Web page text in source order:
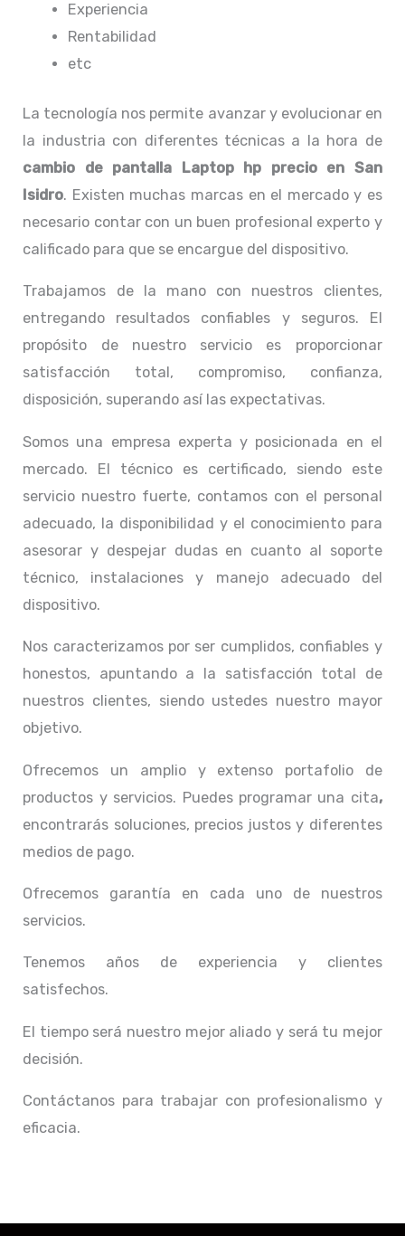
Experiencia
Rentabilidad
etc
La tecnología nos permite avanzar y evolucionar en
la industria con diferentes técnicas a la hora de
cambio de pantalla Laptophp precio en San
Isidro. Existen muchas marcas en el mercado y es
necesario contar con un buen profesional experto y
calificado para que se encargue del dispositivo.
Trabajamos de la mano con nuestros clientes,
entregando resultados confiables y seguros. El
propósito de nuestro servicio es proporcionar
satisfacción total, compromiso, confianza,
disposición, superando así las expectativas.
Somos una empresa experta y posicionada en el
mercado. El técnico es certificado, siendo este
servicio nuestro fuerte, contamos con el personal
adecuado, la disponibilidad y el conocimiento para
asesorar y despejar dudas en cuanto al soporte
técnico, instalaciones y manejo adecuado del
dispositivo.
Nos caracterizamos por ser cumplidos, confiables y
honestos, apuntando a la satisfacción total de
nuestros clientes, siendo ustedes nuestro mayor
objetivo.
Ofrecemos un amplio y extenso portafolio de
productos y servicios. Puedes programar una cita,
encontrarás soluciones, precios justos y diferentes
medios de pago.
Ofrecemos garantía en cada uno de nuestros
servicios.
Tenemos años de experiencia y clientes
satisfechos.
El tiempo será nuestro mejor aliado y será tu mejor
decisión.
Contáctanos para trabajar con profesionalismo y
eficacia.